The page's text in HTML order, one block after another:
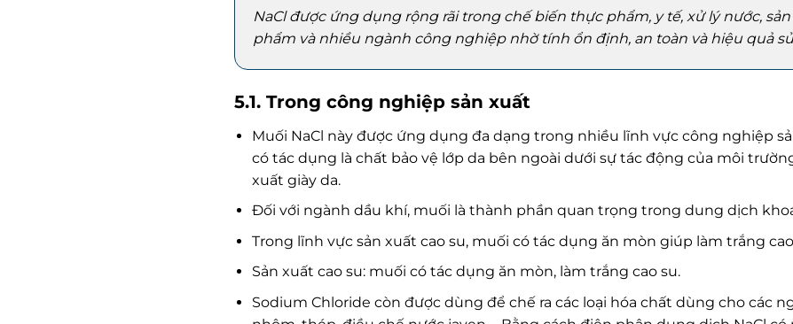
NaCl được ứng dụng rộng rãi trong chế biến thực phẩm, y tế, xử lý nước,
phẩm và nhiều ngành công nghiệp nhờ tính ổn định, an toàn và hiệu quả
5.1. Trong công nghiệp sản xuất
Muối NaCl này được ứng dụng đa dạng trong nhiều lĩnh vực công nghiệp
có tác dụng là chất bảo vệ lớp da bên ngoài dưới sự tác động của môi
xuất giày da.
Đối với ngành dầu khí, muối là thành phần quan trọng trong dung dịch
Trong lĩnh vực sản xuất cao su, muối có tác dụng ăn mòn giúp làm trắng
Sản xuất cao su: muối có tác dụng ăn mòn, làm trắng cao su.
Sodium Chloride còn được dùng để chế ra các loại hóa chất dùng cho các